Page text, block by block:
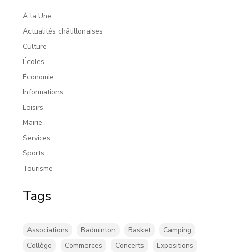
À la Une
Actualités châtillonaises
Culture
Écoles
Économie
Informations
Loisirs
Mairie
Services
Sports
Tourisme
Tags
Associations Badminton Basket
Camping
Collège
Commerces Concerts Expositions